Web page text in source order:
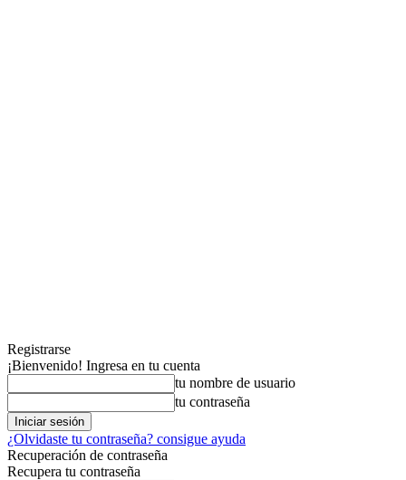
Registrarse
¡Bienvenido! Ingresa en tu cuenta
tu nombre de usuario
tu contraseña
¿Olvidaste tu contraseña? consigue ayuda
Recuperación de contraseña
Recupera tu contraseña